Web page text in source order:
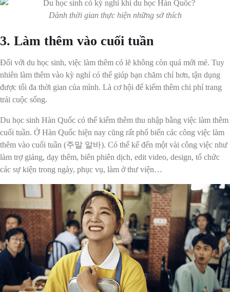
Dành thời gian thực hiện những sở thích
3. Làm thêm vào cuối tuần
Đối với du học sinh, việc làm thêm có lẽ không còn quá mới mẻ. Tuy
nhiên làm thêm vào kỳ nghỉ có thể giúp bạn chăm chỉ hơn, tận dụng
được tối đa thời gian của mình. Là cơ hội để kiếm thêm chi phí trang
trải cuộc sống.
Du học sinh Hàn Quốc có thể kiếm thêm thu nhập bằng việc làm thêm
cuối tuần. Ở Hàn Quốc hiện nay cũng rất phổ biến các công việc làm
thêm vào cuối tuần (주말 알바). Có thể kể đến một vài công việc như
làm trợ giảng, dạy thêm, biên phiên dịch, edit video, design, tổ chức
các sự kiện trong ngày, phục vụ, làm ở thư viện…